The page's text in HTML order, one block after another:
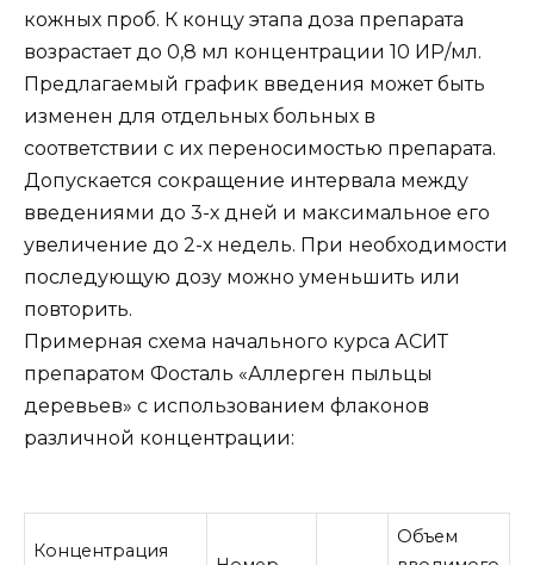
кожных проб. К концу этапа доза препарата
возрастает до 0,8 мл концентрации 10 ИР/мл.
Предлагаемый график введения может быть
изменен для отдельных больных в
соответствии с их переносимостью препарата.
Допускается сокращение интервала между
введениями до 3-х дней и максимальное его
увеличение до 2-х недель. При необходимости
последующую дозу можно уменьшить или
повторить.
Примерная схема начального курса АСИТ
препаратом Фосталь «Аллерген пыльцы
деревьев» с использованием флаконов
различной концентрации:
Концентрация
Объем